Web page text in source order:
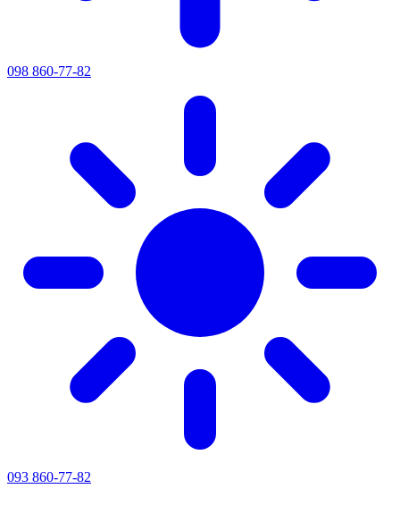
098 860-77-82
093 860-77-82